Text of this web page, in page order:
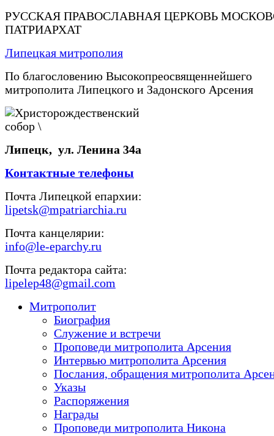
РУССКАЯ ПРАВОСЛАВНАЯ ЦЕРКОВЬ
ПАТРИАРХАТ
Липецкая митрополия
По благословению Высокопреосвященнейшего
митрополита Липецкого и Задонского Арсения
Липецк, ул. Ленина 34а
Контактные телефоны
Почта Липецкой епархии:
lipetsk@mpatriarchia.ru
Почта канцелярии:
info@le-eparchy.ru
Почта редактора сайта:
lipelep48@gmail.com
Митрополит
Биография
Служение и встречи
Проповеди митрополита Арсения
Интервью митрополита Арсения
Послания, обращения митрополита
Указы
Распоряжения
Награды
Проповеди митрополита Никона